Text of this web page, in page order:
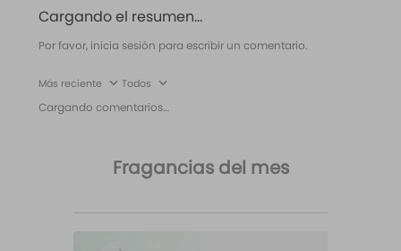
Cargando el resumen…
Por favor, inicia sesión para escribir un comentario.
Más reciente Todos
Cargando comentarios…
Fragancias del mes